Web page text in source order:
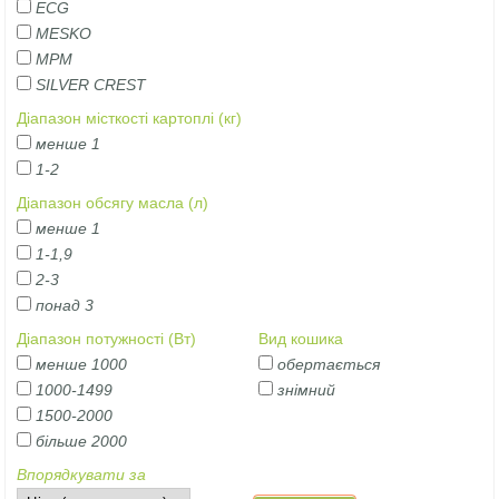
ECG
MESKO
MPM
SILVER CREST
Діапазон місткості картоплі (кг)
менше 1
1-2
Діапазон обсягу масла (л)
менше 1
1-1,9
2-3
понад 3
Діапазон потужності (Вт)
менше 1000
1000-1499
1500-2000
більше 2000
Вид кошика
обертається
знімний
Впорядкувати за